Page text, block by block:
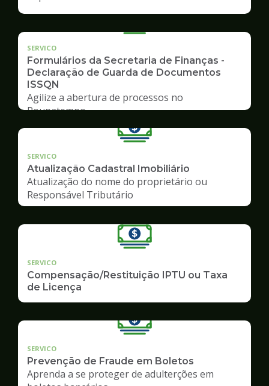
SERVICO
Formulários da Secretaria de Finanças -
Declaração de Guarda de Documentos
ISSQN
Agilize a abertura de processos no
Poupatempo
SERVICO
Atualização Cadastral Imobiliário
Atualização do nome do proprietário ou
Responsável Tributário
SERVICO
Compensação/Restituição IPTU ou Taxa
de Licença
SERVICO
Prevenção de Fraude em Boletos
Aprenda a se proteger de adulterções em